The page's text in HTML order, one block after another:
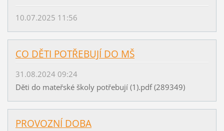
10.07.2025 11:56
CO DĚTI POTŘEBUJÍ DO MŠ
31.08.2024 09:24
Děti do mateřské školy potřebují (1).pdf (289349)
PROVOZNÍ DOBA